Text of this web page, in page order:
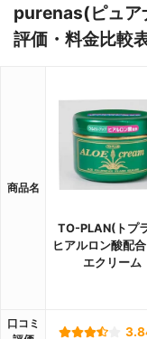
purenas(ピュア
評価・料金比較
商品名
TO-PLAN(トプ
ヒアルロン酸配
エクリーム
口コミ